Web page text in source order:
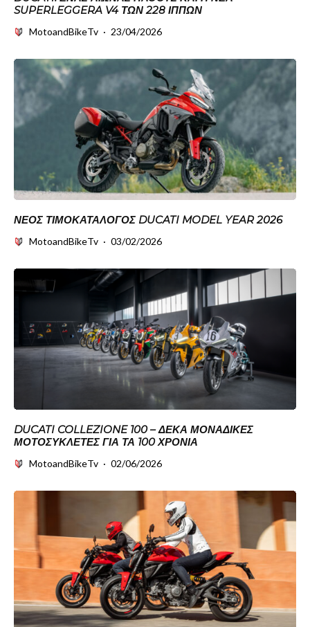
SUPERLEGGERA V4 ΤΩΝ 228 ΊΠΠΩΝ
MotoandBikeTv · 23/04/2026
ΝΈΟΣ ΤΙΜΟΚΑΤΆΛΟΓΟΣ DUCATI MODEL YEAR 2026
MotoandBikeTv · 03/02/2026
DUCATI COLLEZIONE 100 – ΔΈΚΑ ΜΟΝΑΔΙΚΈΣ
ΜΟΤΟΣΥΚΛΈΤΕΣ ΓΙΑ ΤΑ 100 ΧΡΌΝΙΑ
MotoandBikeTv · 02/06/2026